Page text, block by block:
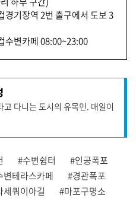
기장역 2번 출구에서 도보 3
수변카페 08:00~23:00
고 다니는 도시의 유목민. 매일이
#수변쉼터
#인공폭포
변테라스카페
#경관폭포
세쿼이아길 #마포구명소